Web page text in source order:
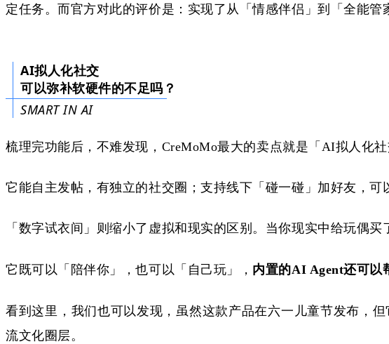
定任务。而官方对此的评价是：实现了从「情感伴侣」到「全能管
AI拟人化社交
可以弥补软硬件的不足吗？
SMART IN AI
梳理完功能后，不难发现， CreMoMo最大的卖点就是「AI拟人化社
它能自主发帖，有独立的社交圈；支持线下「碰一碰」加好友，可
「数字试衣间」则缩小了虚拟和现实的区别。当你现实中给玩偶
它既可以「陪伴你」，也可以「自己玩」， 内置的AI Agent还可以
看到这里，我们也可以发现，虽然这款产品在六一儿童节发布，但
流文化圈层。